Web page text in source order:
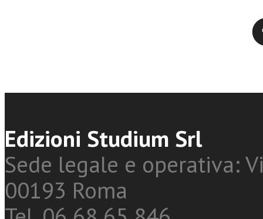
Edizioni Studium Srl
Sede legale e operativa:
00193 Roma